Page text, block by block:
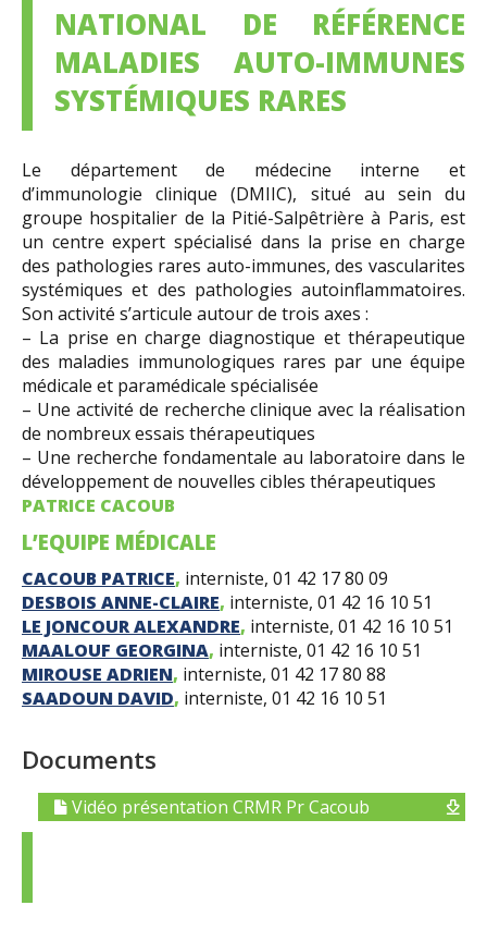
NATIONAL DE RÉFÉRENCE
MALADIES AUTO-IMMUNES
SYSTÉMIQUES RARES
Le département de médecine interne et
d’immunologie clinique (DMIIC), situé au sein du
groupe hospitalier de la Pitié-Salpêtrière à Paris, est
un centre expert spécialisé dans la prise en charge
des pathologies rares auto-immunes, des vascularites
systémiques et des pathologies autoinflammatoires.
Son activité s’articule autour de trois axes :
– La prise en charge diagnostique et thérapeutique
des maladies immunologiques rares par une équipe
médicale et paramédicale spécialisée
– Une activité de recherche clinique avec la réalisation
de nombreux essais thérapeutiques
– Une recherche fondamentale au laboratoire dans le
développement de nouvelles cibles thérapeutiques
PATRICE CACOUB
L’EQUIPE MÉDICALE
CACOUB PATRICE, interniste, 01 42 17 80 09
DESBOIS ANNE-CLAIRE, interniste, 01 42 16 10 51
LE JONCOUR ALEXANDRE, interniste, 01 42 16 10 51
MAALOUF GEORGINA, interniste, 01 42 16 10 51
MIROUSE ADRIEN, interniste, 01 42 17 80 88
SAADOUN DAVID, interniste, 01 42 16 10 51
Documents
Vidéo présentation CRMR Pr Cacoub